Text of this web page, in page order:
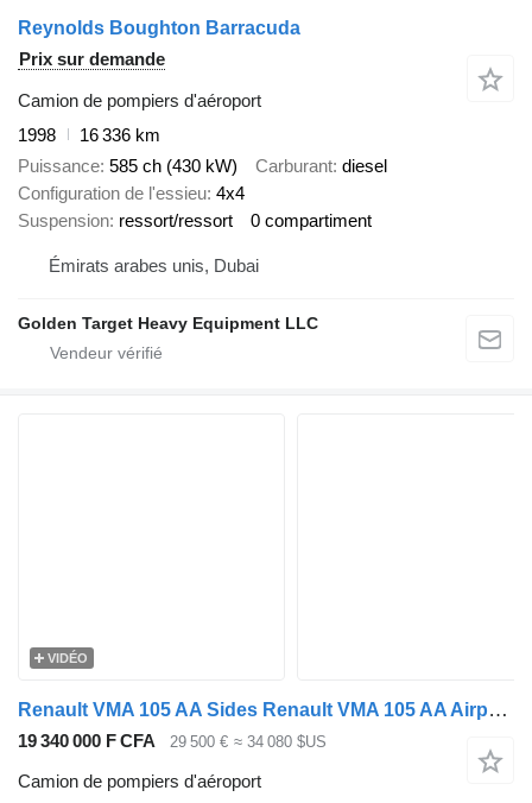
Reynolds Boughton Barracuda
Prix sur demande
Camion de pompiers d'aéroport
1998
16 336 km
Puissance 585 ch (430 kW) Carburant diesel
Configuration de l'essieu 4x4
Suspension ressort/ressort 0 compartiment
Émirats arabes unis, Dubai
Golden Target Heavy Equipment LLC
VIDÉO
Renault VMA 105 AA Sides Renault VMA 105 AA Airport Fire Department 6x6
19 340 000 F CFA 29 500 € ≈ 34 080 $US
Camion de pompiers d'aéroport